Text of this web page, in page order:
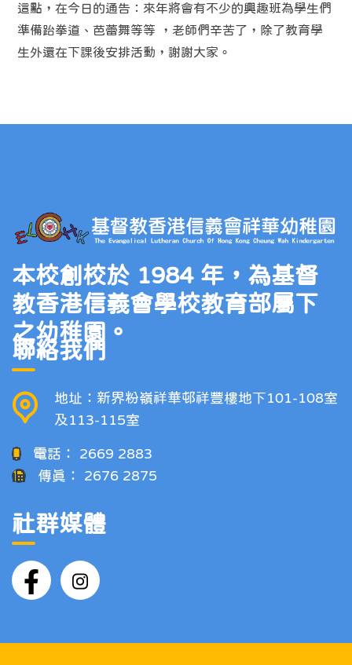
這點，在今日的通告：來年將會有不少的興趣班為學生們
準備跆拳道、芭蕾舞等等 ，老師們辛苦了，除了教育學
生外還在下課後安排活動，謝謝大家。
本校創校於 1984 年，為基督
教香港信義會學校教育部屬下
之幼稚園。
聯絡我們
地址：新界粉嶺祥華邨祥豐樓地下101-108室
及113-115室
電話： 2669 2883
傳真： 2676 2875
社群媒體